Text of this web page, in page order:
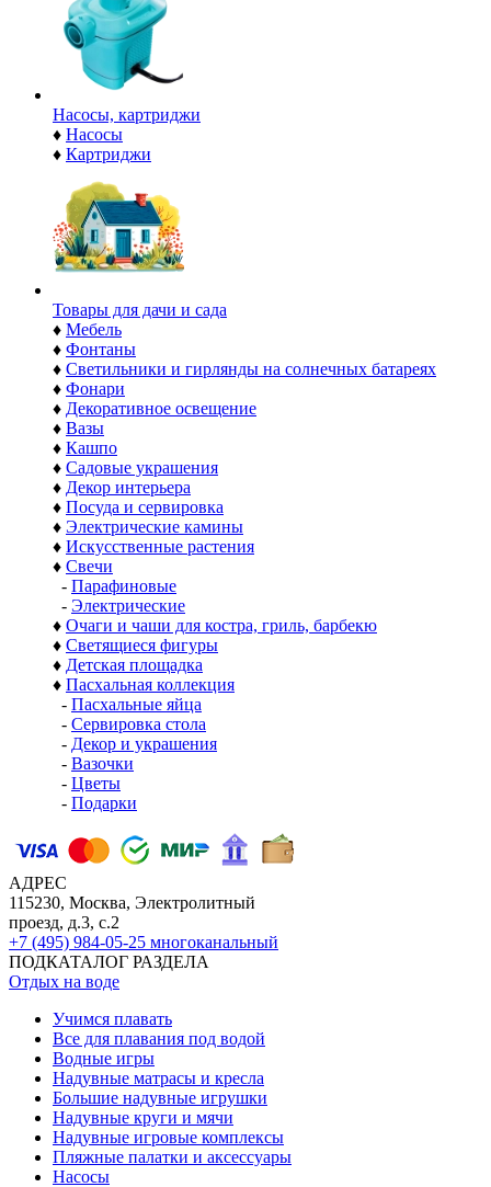
Насосы, картриджи
♦ Насосы
♦ Картриджи
Товары для дачи и сада
♦ Мебель
♦ Фонтаны
♦ Светильники и гирлянды на солнечных батареях
♦ Фонари
♦ Декоративное освещение
♦ Вазы
♦ Кашпо
♦ Садовые украшения
♦ Декор интерьера
♦ Посуда и сервировка
♦ Электрические камины
♦ Искусственные растения
♦ Свечи
- Парафиновые
- Электрические
♦ Очаги и чаши для костра, гриль, барбекю
♦ Светящиеся фигуры
♦ Детская площадка
♦ Пасхальная коллекция
- Пасхальные яйца
- Сервировка стола
- Декор и украшения
- Вазочки
- Цветы
- Подарки
АДРЕС
115230, Москва, Электролитный
проезд, д.3, с.2
+7 (495) 984-05-25 многоканальный
ПОДКАТАЛОГ РАЗДЕЛА
Отдых на воде
Учимся плавать
Все для плавания под водой
Водные игры
Надувные матрасы и кресла
Большие надувные игрушки
Надувные круги и мячи
Надувные игровые комплексы
Пляжные палатки и аксессуары
Насосы